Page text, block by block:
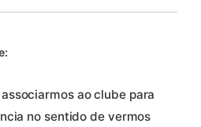
ao clube para
no sentido de vermos